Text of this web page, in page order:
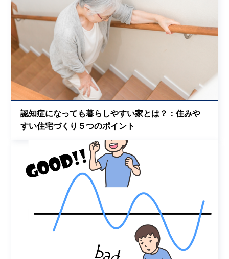
認知症になっても暮らしやすい家とは？：住みや
すい住宅づくり５つのポイント